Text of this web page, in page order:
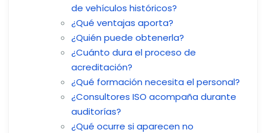
de vehículos históricos?
¿Qué ventajas aporta?
¿Quién puede obtenerla?
¿Cuánto dura el proceso de
acreditación?
¿Qué formación necesita el personal?
¿Consultores ISO acompaña durante
auditorías?
¿Qué ocurre si aparecen no